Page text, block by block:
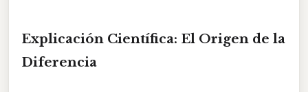
Explicación Científica: El Origen de la
Diferencia